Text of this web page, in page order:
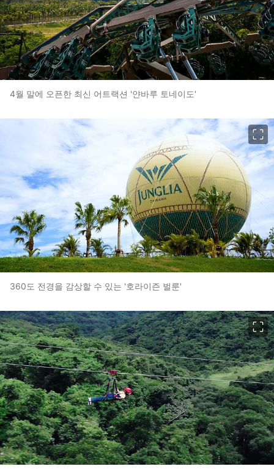
4월 말에 오픈한 최신 어트랙션 '얀바루 토네이도'
360도 전경을 감상할 수 있는 '호라이즌 벌룬'